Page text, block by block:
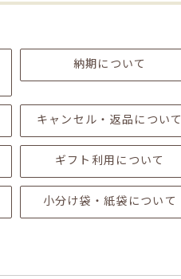
納期について
キャンセル・返品について
ギフト利用について
小分け袋・紙袋について